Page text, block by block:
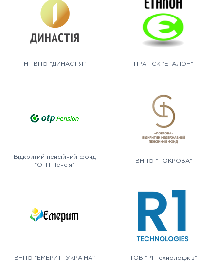
НТ ВПФ "ДИНАСТІЯ" ПРАТ СК "ЕТАЛОН"
Відкритий пенсійний фонд
"ОТП Пенсія"
ВНПФ "ПОКРОВА"
ВНПФ "ЕМЕРИТ- УКРАЇНА" ТОВ "Р1 Технолоджіз"